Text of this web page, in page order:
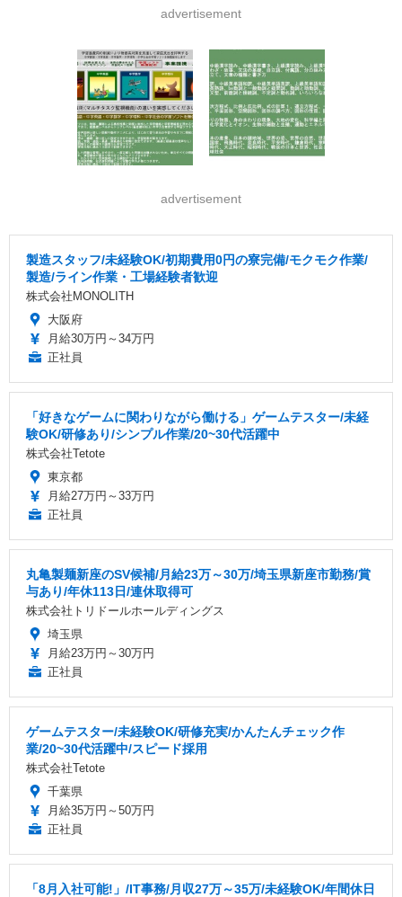
advertisement
advertisement
製造スタッフ/未経験OK/初期費用0円の寮完備/モクモク作業/
製造/ライン作業・工場経験者歓迎
株式会社MONOLITH
大阪府
月給30万円～34万円
正社員
「好きなゲームに関わりながら働ける」ゲームテスター/未経
験OK/研修あり/シンプル作業/20~30代活躍中
株式会社Tetote
東京都
月給27万円～33万円
正社員
丸亀製麺新座のSV候補/月給23万～30万/埼玉県新座市勤務/賞
与あり/年休113日/連休取得可
株式会社トリドールホールディングス
埼玉県
月給23万円～30万円
正社員
ゲームテスター/未経験OK/研修充実/かんたんチェック作
業/20~30代活躍中/スピード採用
株式会社Tetote
千葉県
月給35万円～50万円
正社員
「8月入社可能!」/IT事務/月収27万～35万/未経験OK/年間休日